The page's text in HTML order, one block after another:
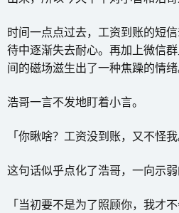
时间一点点过去，工资到账的短
待中逐渐失去耐心。再加上微信
间的磁场滋生出了一种焦躁的情绪
浩哥一言不发地盯着小言。
「你瞅啥？工资没到账，又不怪我
这句话似乎点化了浩哥，一向示弱
「当初要不是为了照顾你，我才